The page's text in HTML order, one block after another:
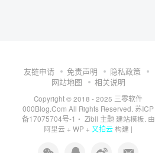
友链申请 免责声明
隐私政策
网站地图
相关说明
Copyright © 2018 - 2025 三零软件
000Blog.Com All Rights Reserved. 苏ICP
备17075704号-1 ・ Zibll 主题建站模板. 由
阿里云 + WP + 又拍云构建 |